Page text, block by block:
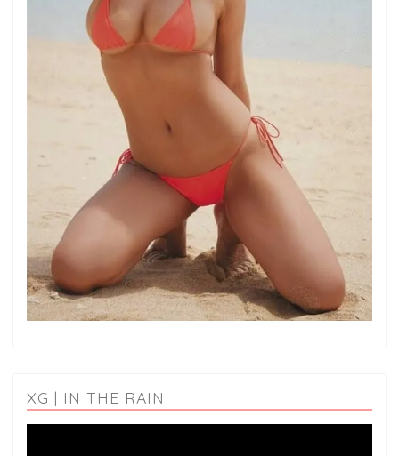
XG | IN THE RAIN